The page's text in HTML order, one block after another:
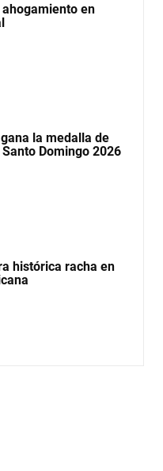
en
la medalla de
Domingo 2026
histórica racha en